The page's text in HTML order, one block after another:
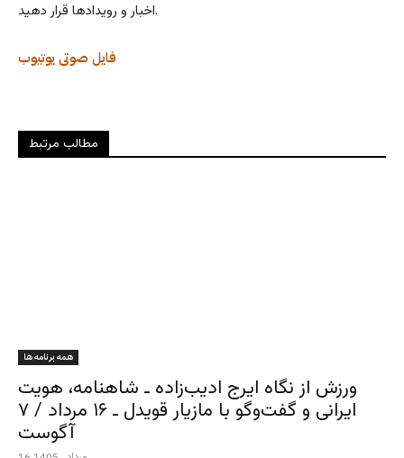
اخبار و رویدادها قرار دهید.
یوتیوب فایل صوتی
مطالب مرتبط
همه برنامه ها
ورزش از نگاه ایرج ادیب‌زاده ـ شاهنامه، هویت
ایرانی و گفت‌وگو با مازیار قویدل ـ ۱۶ مرداد / ۷
آگوست